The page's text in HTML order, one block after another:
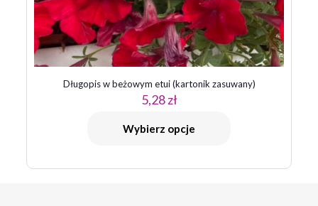
Długopis w beżowym etui (kartonik zasuwany)
5,28zł
Wybierz opcje